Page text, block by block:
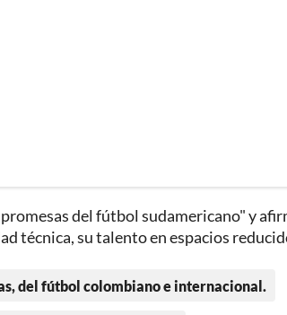
del fútbol sudamericano" y
técnica, su talento en espacios
del fútbol colombiano e internacional.